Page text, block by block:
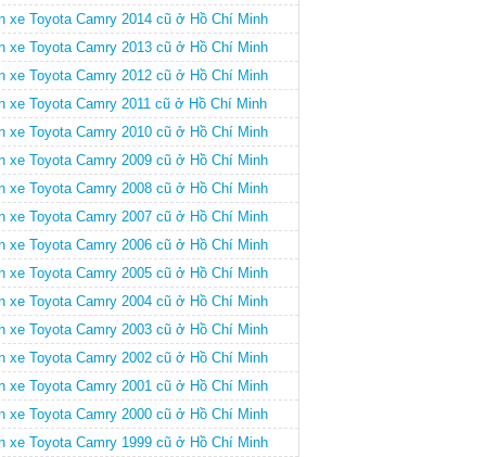
xe Toyota Camry 2014 cũ ở Hồ Chí Minh
xe Toyota Camry 2013 cũ ở Hồ Chí Minh
xe Toyota Camry 2012 cũ ở Hồ Chí Minh
xe Toyota Camry 2011 cũ ở Hồ Chí Minh
xe Toyota Camry 2010 cũ ở Hồ Chí Minh
xe Toyota Camry 2009 cũ ở Hồ Chí Minh
xe Toyota Camry 2008 cũ ở Hồ Chí Minh
xe Toyota Camry 2007 cũ ở Hồ Chí Minh
xe Toyota Camry 2006 cũ ở Hồ Chí Minh
xe Toyota Camry 2005 cũ ở Hồ Chí Minh
xe Toyota Camry 2004 cũ ở Hồ Chí Minh
xe Toyota Camry 2003 cũ ở Hồ Chí Minh
xe Toyota Camry 2002 cũ ở Hồ Chí Minh
xe Toyota Camry 2001 cũ ở Hồ Chí Minh
xe Toyota Camry 2000 cũ ở Hồ Chí Minh
xe Toyota Camry 1999 cũ ở Hồ Chí Minh